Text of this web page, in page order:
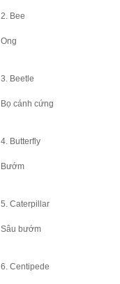
2. Bee
Ong
3. Beetle
Bọ cánh cứng
4. Butterfly
Bướm
5. Caterpillar
Sâu bướm
6. Centipede